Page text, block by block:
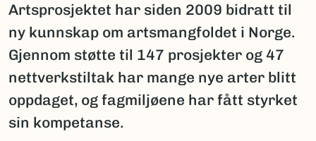
Artsprosjektet har siden 2009 bidratt til
ny kunnskap om artsmangfoldet i Norge.
Gjennom støtte til 147 prosjekter og 47
nettverkstiltak har mange nye arter blitt
oppdaget, og fagmiljøene har fått styrket
sin kompetanse.